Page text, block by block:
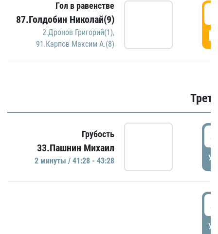
Гол в равенстве
87.Голдобин Николай(9)
2.Дронов Григорий(1),
91.Карпов Максим А.(8)
Грубость
33.Пашнин Михаил
2 минуты / 41:28 - 43:28